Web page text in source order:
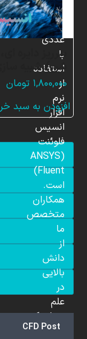
سرریز دایره
شن)،شبیه
۱,۸۰۰,۰۰۰ تومان
افزودن به سبد
CFD Post
شبیه
سازی
عددی
با
استفاده
از
نرم
افزار
انسیس
فلوئنت
(ANSYS
Fluent)
است.
همکاران
متخصص
ما
از
دانش
بالایی
در
علم
دینامیک
سیالات